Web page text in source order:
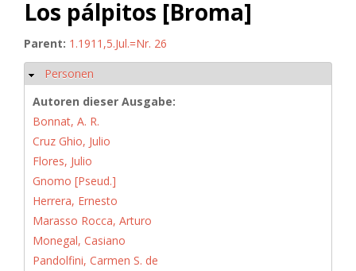
Los pálpitos [Broma]
Parent: 1.1911,5.Jul.=Nr. 26
Ausblenden
Personen
Autoren dieser Ausgabe:
Bonnat, A. R.
Cruz Ghio, Julio
Flores, Julio
Gnomo [Pseud.]
Herrera, Ernesto
Marasso Rocca, Arturo
Monegal, Casiano
Pandolfini, Carmen S. de